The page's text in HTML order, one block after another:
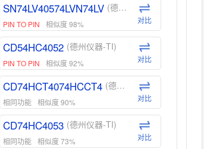
SN74LV40574LVN74LV (德州仪器-TI)
PIN TO PIN 相似度 98% 对比
CD54HC4052 (德州仪器-TI)
PIN TO PIN 相似度 92% 对比
CD74HCT4074HCCT4 (德州仪器-TI)
相同功能 相似度 90% 对比
CD74HC4053 (德州仪器-TI)
相同功能 相似度 73% 对比